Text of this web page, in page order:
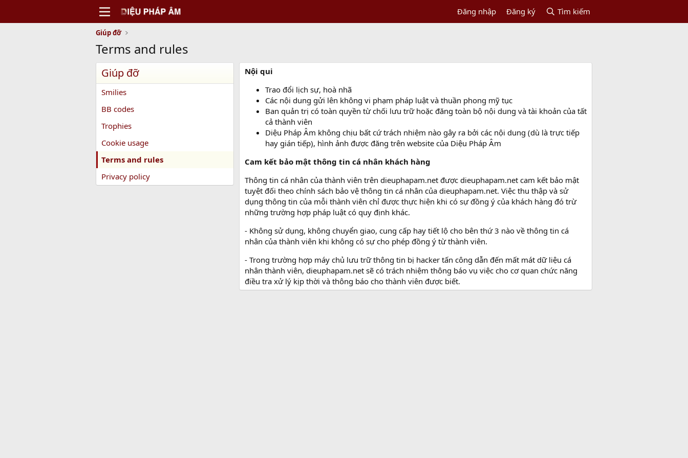
Đăng nhập Đăng ký Tìm kiếm
Giúp đỡ
Terms and rules
Giúp đỡ
Smilies
BB codes
Trophies
Cookie usage
Terms and rules
Privacy policy
Nội qui
Trao đổi lịch sự, hoà nhã
Các nội dung gửi lên không vi phạm pháp luật và thuần phong mỹ tục
Ban quản trị có toàn quyền từ chối lưu trữ hoặc đăng toàn bộ nội dung và tài khoản của tất
cả thành viên
Diệu Pháp Âm không chịu bất cứ trách nhiệm nào gây ra bởi các nội dung (dù là trực tiếp
hay gián tiếp), hình ảnh được đăng trên website của Diệu Pháp Âm
Cam kết bảo mật thông tin cá nhân khách hàng
Thông tin cá nhân của thành viên trên dieuphapam.net được dieuphapam.net cam kết bảo mật
tuyệt đối theo chính sách bảo vệ thông tin cá nhân của dieuphapam.net. Việc thu thập và sử
dụng thông tin của mỗi thành viên chỉ được thực hiện khi có sự đồng ý của khách hàng đó trừ
những trường hợp pháp luật có quy định khác.
- Không sử dụng, không chuyển giao, cung cấp hay tiết lộ cho bên thứ 3 nào về thông tin cá
nhân của thành viên khi không có sự cho phép đồng ý từ thành viên.
- Trong trường hợp máy chủ lưu trữ thông tin bị hacker tấn công dẫn đến mất mát dữ liệu cá
nhân thành viên, dieuphapam.net sẽ có trách nhiệm thông báo vụ việc cho cơ quan chức năng
điều tra xử lý kịp thời và thông báo cho thành viên được biết.